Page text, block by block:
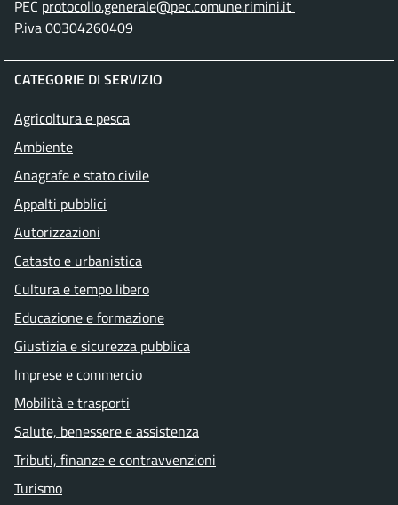
PEC protocollo.generale@pec.comune.rimini.it
P.iva 00304260409
CATEGORIE DI SERVIZIO
Agricoltura e pesca
Ambiente
Anagrafe e stato civile
Appalti pubblici
Autorizzazioni
Catasto e urbanistica
Cultura e tempo libero
Educazione e formazione
Giustizia e sicurezza pubblica
Imprese e commercio
Mobilità e trasporti
Salute, benessere e assistenza
Tributi, finanze e contravvenzioni
Turismo